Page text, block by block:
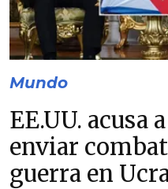
Mundo
EE.UU. acusa
enviar
guerra en